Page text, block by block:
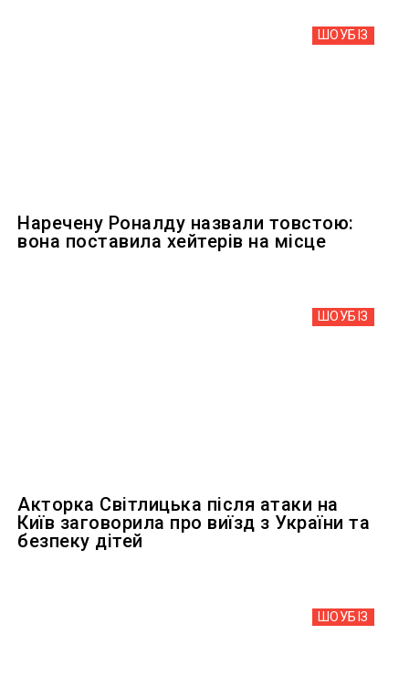
ШОУБIЗ
Наречену Роналду назвали товстою:
вона поставила хейтерів на місце
ШОУБIЗ
Акторка Світлицька після атаки на
Київ заговорила про виїзд з України та
безпеку дітей
ШОУБIЗ